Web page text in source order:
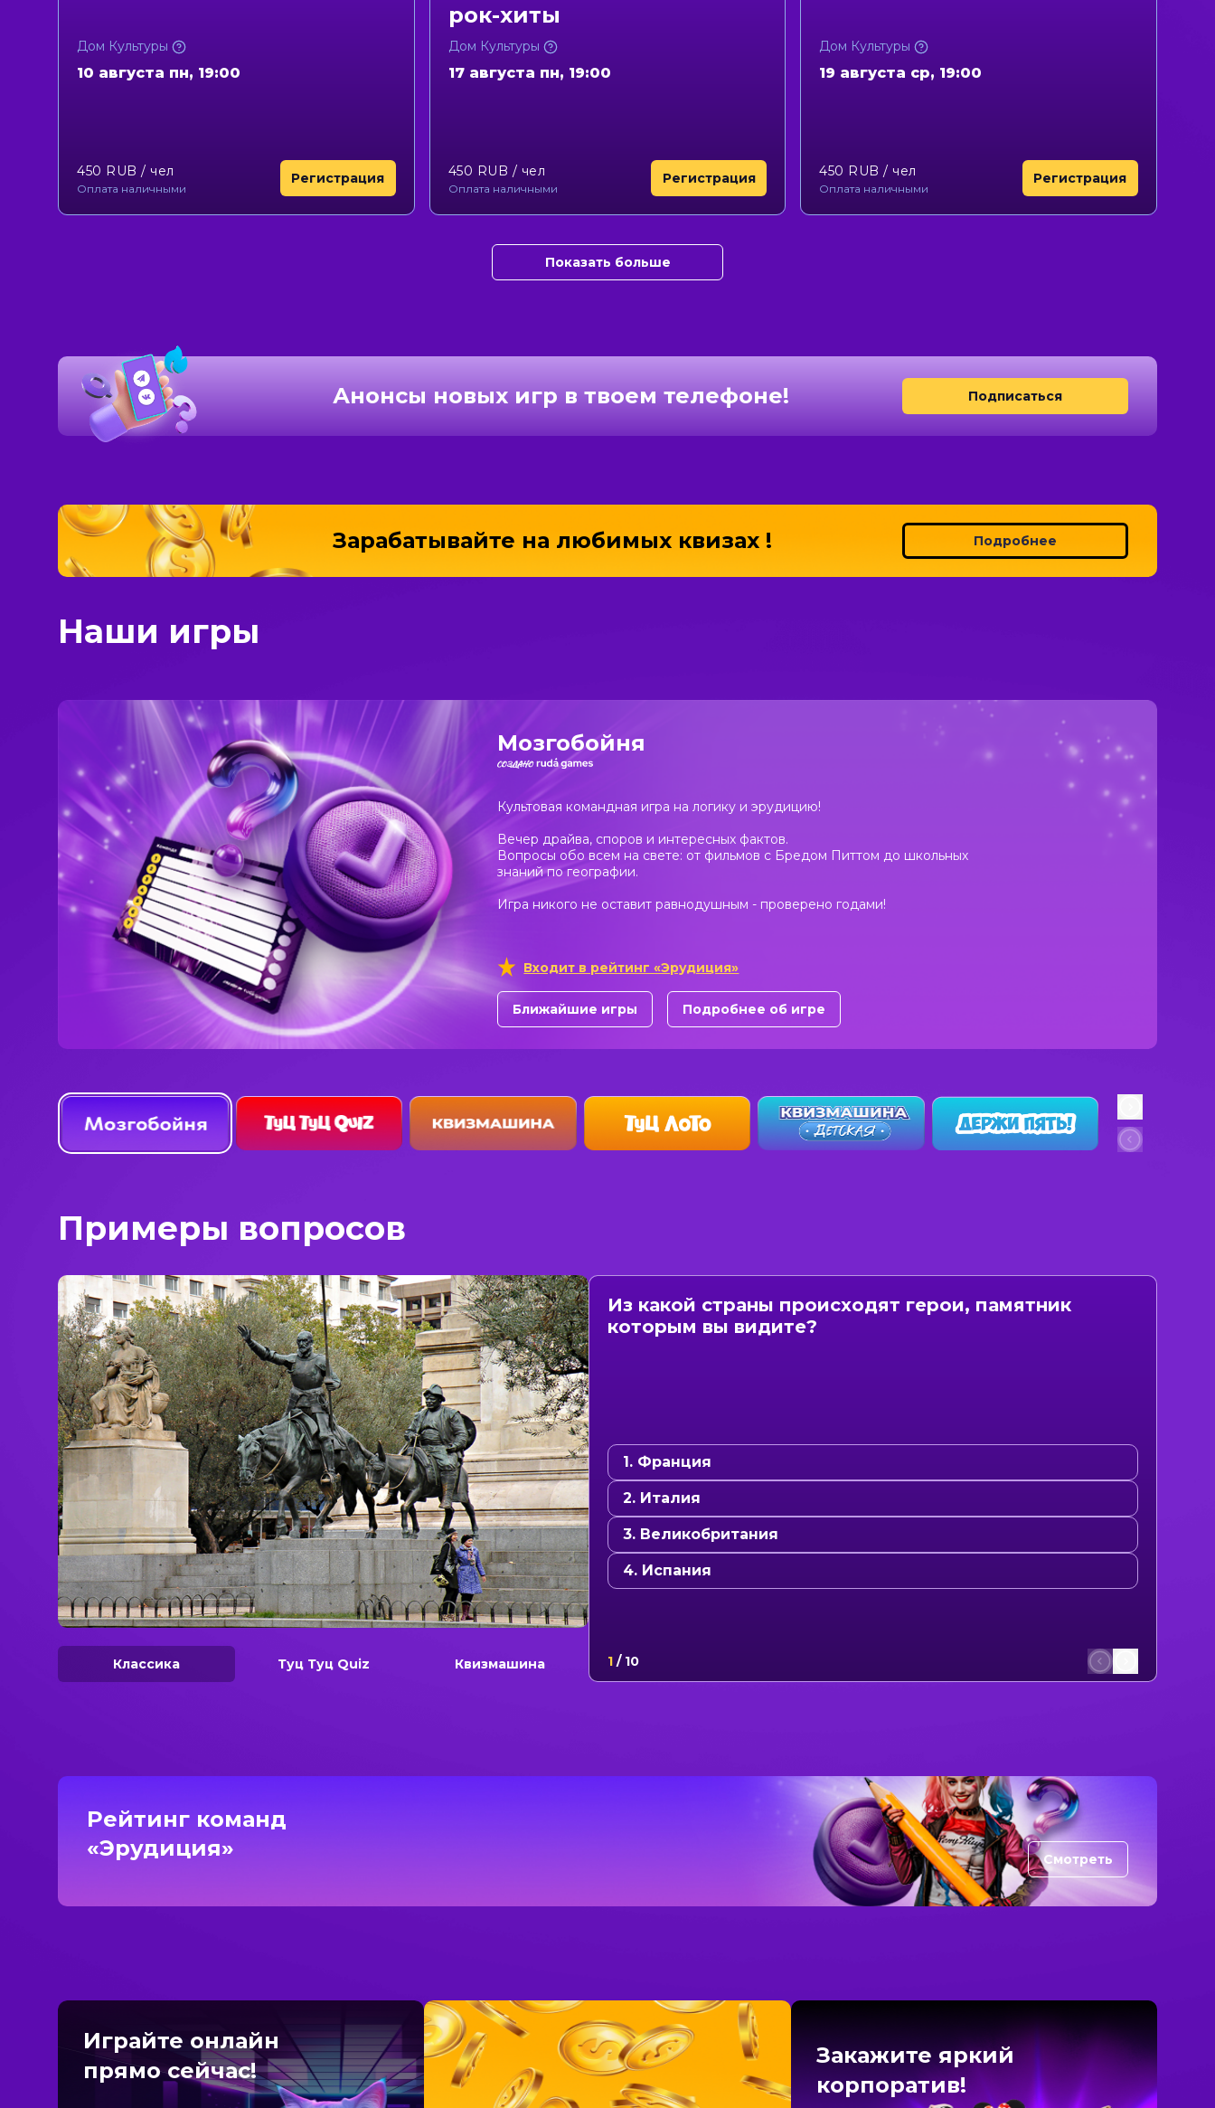
Дом Культуры
10 августа пн, 19:00
450 RUB / чел
Оплата наличными
Регистрация
рок-хиты
Дом Культуры
17 августа пн, 19:00
450 RUB / чел
Оплата наличными
Регистрация
Дом Культуры
19 августа ср, 19:00
450 RUB / чел
Оплата наличными
Регистрация
Показать больше
Анонсы новых игр в твоем телефоне! Подписаться
Зарабатывайте на любимых квизах ! Подробнее
Наши игры
Мозгобойня
Культовая командная игра на логику и эрудицию!
Вечер драйва, споров и интересных фактов.
Вопросы обо всем на свете: от фильмов с Бредом Питтом до школьных
знаний по географии.
Игра никого не оставит равнодушным - проверено годами!
Входит в рейтинг «Эрудиция»
Ближайшие игры Подробнее об игре
Примеры вопросов
Классика Туц Туц Quiz Квизмашина
Из какой страны происходят герои, памятник
которым вы видите?
1. Франция
2. Италия
3. Великобритания
4. Испания
1 / 10
Рейтинг команд
«Эрудиция»
Смотреть
Играйте онлайн
прямо сейчас!
Закажите яркий
корпоратив!